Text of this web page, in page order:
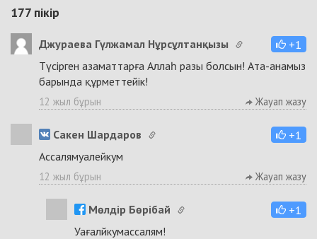
177 пікір
Джураева Гүлжамал Нұрсұлтанқызы
+1
Түсірген азаматтарға Аллаһ разы болсын! Ата-анамыз
барында құрметтейік!
12 жыл бұрын Жауап жазу
Сакен Шардаров
+1
Ассалямуалейкум
12 жыл бұрын Жауап жазу
Мөлдір Бөрібай
+1
Уағалйкумассалям!